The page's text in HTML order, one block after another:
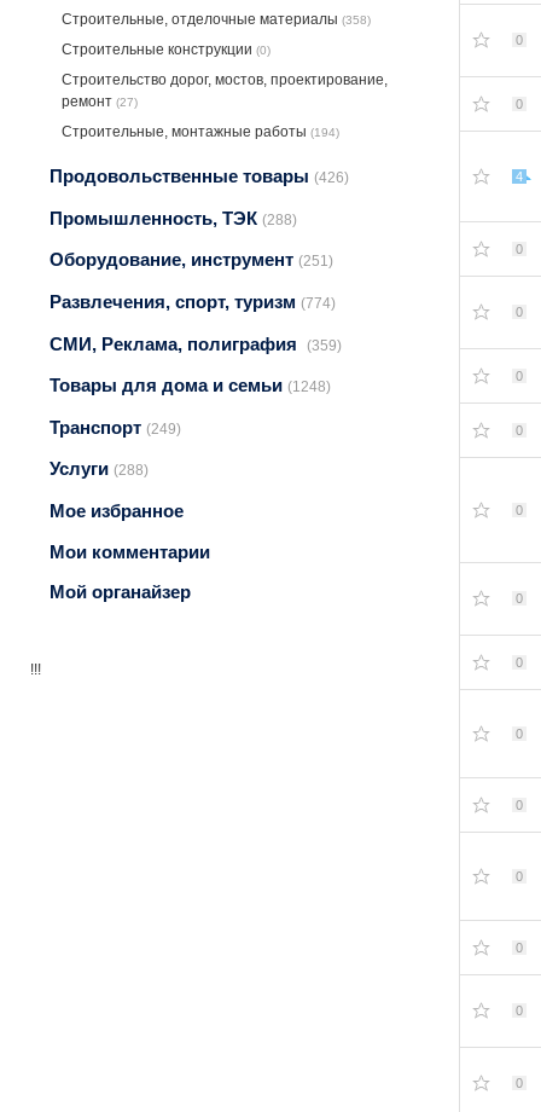
Строительные, отделочные материалы (358)
Строительные конструкции (0)
Строительство дорог, мостов, проектирование,
ремонт (27)
Строительные, монтажные работы (194)
Продовольственные товары (426)
Промышленность, ТЭК (288)
Оборудование, инструмент (251)
Развлечения, спорт, туризм (774)
СМИ, Реклама, полиграфия (359)
Товары для дома и семьи (1248)
Транспорт (249)
Услуги (288)
Мое избранное
Мои комментарии
Мой органайзер
!!!
0
0
4
0
0
0
0
0
0
0
0
0
0
0
0
0